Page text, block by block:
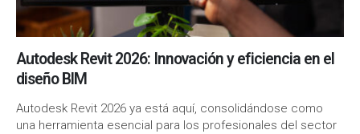
Autodesk Revit 2026: Innovación y eficiencia en el
diseño BIM
Autodesk Revit 2026 ya está aquí, consolidándose como
una herramienta esencial para los profesionales del sector